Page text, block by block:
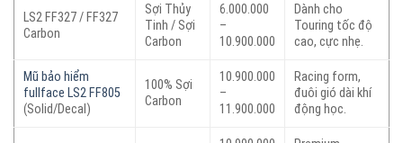
LS2 FF327 / FF327
Carbon
Sợi Thủy
Tinh / Sợi
Carbon
6.000.000
–
10.900.000
Dành cho
Touring tốc độ
cao, cực nhẹ.
Mũ bảo hiểm
fullface LS2 FF805
(Solid/Decal)
100% Sợi
Carbon
10.900.000
–
11.900.000
Racing form,
đuôi gió dài khí
động học.